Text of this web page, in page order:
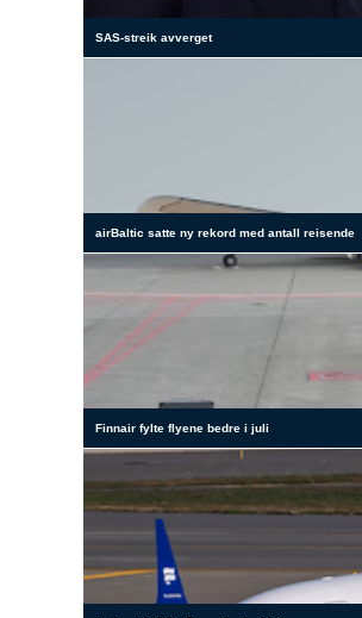
SAS-streik avverget
airBaltic satte ny rekord med antall reisende
Finnair fylte flyene bedre i juli